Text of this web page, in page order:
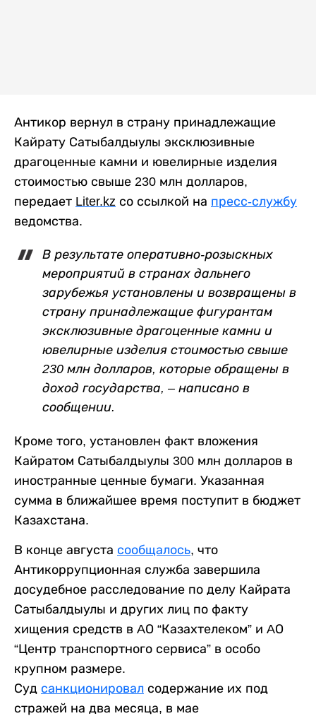
Антикор вернул в страну принадлежащие
Кайрату Сатыбалдыулы эксклюзивные
драгоценные камни и ювелирные изделия
стоимостью свыше 230 млн долларов,
передает Liter.kz со ссылкой на пресс-службу
ведомства.
В результате оперативно-розыскных
мероприятий в странах дальнего
зарубежья установлены и возвращены в
страну принадлежащие фигурантам
эксклюзивные драгоценные камни и
ювелирные изделия стоимостью свыше
230 млн долларов, которые обращены в
доход государства, – написано в
сообщении.
Кроме того, установлен факт вложения
Кайратом Сатыбалдыулы 300 млн долларов в
иностранные ценные бумаги. Указанная
сумма в ближайшее время поступит в бюджет
Казахстана.
В конце августа сообщалось, что
Антикоррупционная служба завершила
досудебное расследование по делу Кайрата
Сатыбалдыулы и других лиц по факту
хищения средств в AО “Казахтелеком” и AО
“Центр транспортного сервиса” в особо
крупном размере.
Суд санкционировал содержание их под
стражей на два месяца, в мае